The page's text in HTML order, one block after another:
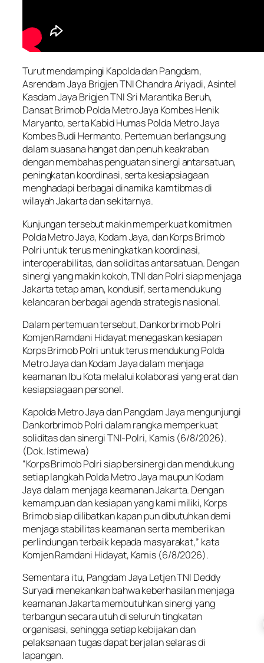
Turut mendampingi Kapolda dan Pangdam,
Asrendam Jaya Brigjen TNI Chandra Ariyadi, Asintel
Kasdam Jaya Brigjen TNI Sri Marantika Beruh,
Dansat Brimob Polda Metro Jaya Kombes Henik
Maryanto, serta Kabid Humas Polda Metro Jaya
Kombes Budi Hermanto. Pertemuan berlangsung
dalam suasana hangat dan penuh keakraban
dengan membahas penguatan sinergi antarsatuan,
peningkatan koordinasi, serta kesiapsiagaan
menghadapi berbagai dinamika kamtibmas di
wilayah Jakarta dan sekitarnya.
Kunjungan tersebut makin memperkuat komitmen
Polda Metro Jaya, Kodam Jaya, dan Korps Brimob
Polri untuk terus meningkatkan koordinasi,
interoperabilitas, dan soliditas antarsatuan. Dengan
sinergi yang makin kokoh, TNI dan Polri siap menjaga
Jakarta tetap aman, kondusif, serta mendukung
kelancaran berbagai agenda strategis nasional.
Dalam pertemuan tersebut, Dankorbrimob Polri
Komjen Ramdani Hidayat menegaskan kesiapan
Korps Brimob Polri untuk terus mendukung Polda
Metro Jaya dan Kodam Jaya dalam menjaga
keamanan Ibu Kota melalui kolaborasi yang erat dan
kesiapsiagaan personel.
Kapolda Metro Jaya dan Pangdam Jaya mengunjungi
Dankorbrimob Polri dalam rangka memperkuat
soliditas dan sinergi TNI-Polri, Kamis (6/8/2026).
(Dok. Istimewa)
“Korps Brimob Polri siap bersinergi dan mendukung
setiap langkah Polda Metro Jaya maupun Kodam
Jaya dalam menjaga keamanan Jakarta. Dengan
kemampuan dan kesiapan yang kami miliki, Korps
Brimob siap dilibatkan kapan pun dibutuhkan demi
menjaga stabilitas keamanan serta memberikan
perlindungan terbaik kepada masyarakat,” kata
Komjen Ramdani Hidayat, Kamis (6/8/2026).
Sementara itu, Pangdam Jaya Letjen TNI Deddy
Suryadi menekankan bahwa keberhasilan menjaga
keamanan Jakarta membutuhkan sinergi yang
terbangun secara utuh di seluruh tingkatan
organisasi, sehingga setiap kebijakan dan
pelaksanaan tugas dapat berjalan selaras di
lapangan.